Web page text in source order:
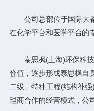
公司总部位于国际大都
在化学平台和医学平台的
泰思枫(上海)环保科技
价值，逐步形成泰思枫自
二级、特种工程(结构补
理商合作的经营模式，公